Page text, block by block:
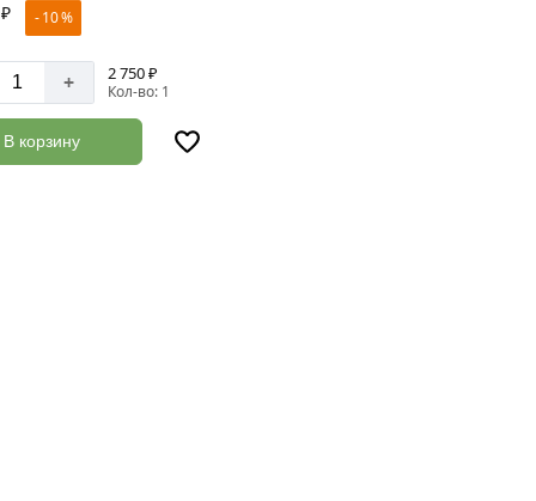
₽ - 10 %
+ 2 750 ₽
Кол-во: 1
В корзину